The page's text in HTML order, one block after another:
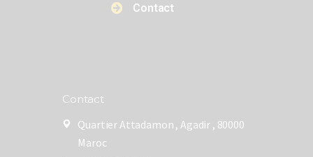
Contact
Contact
Quartier Attadamon , Agadir , 80000
Maroc